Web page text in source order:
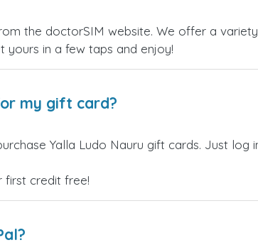
the doctorSIM website. We offer a
yours in a few taps and enjoy!
my gift card?
Yalla Ludo Nauru gift cards. Just log
first credit free!